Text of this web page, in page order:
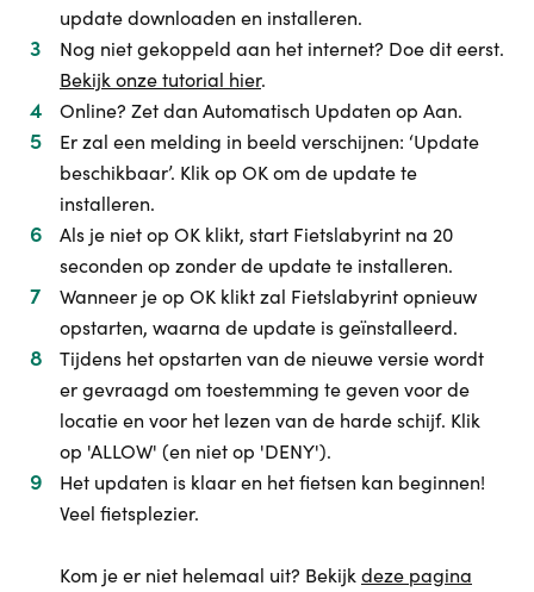
update downloaden en installeren.
Nog niet gekoppeld aan het internet? Doe dit eerst.
Bekijk onze tutorial hier.
Online? Zet dan Automatisch Updaten op Aan.
Er zal een melding in beeld verschijnen: ‘Update
beschikbaar’. Klik op OK om de update te
installeren.
Als je niet op OK klikt, start Fietslabyrint na 20
seconden op zonder de update te installeren.
Wanneer je op OK klikt zal Fietslabyrint opnieuw
opstarten, waarna de update is geïnstalleerd.
Tijdens het opstarten van de nieuwe versie wordt
er gevraagd om toestemming te geven voor de
locatie en voor het lezen van de harde schijf. Klik
op 'ALLOW' (en niet op 'DENY').
Het updaten is klaar en het fietsen kan beginnen!
Veel fietsplezier.
Kom je er niet helemaal uit? Bekijk deze pagina